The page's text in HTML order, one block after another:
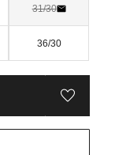
31/30
36/30